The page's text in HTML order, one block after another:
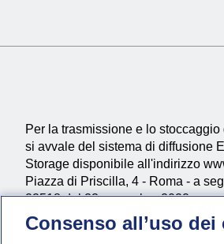
Per la trasmissione e lo
si avvale del sistema di diffusione
Storage disponibile all'indirizzo
Piazza di Priscilla, 4 - Roma - a
22518 del 23 novembre 2022.
Consenso all’uso dei